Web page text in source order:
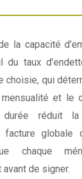
la capacité
du taux
choisie, qui
et le
réduit la
facture
chaque
de signer.